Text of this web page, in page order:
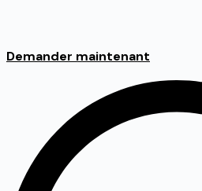
Demander maintenant